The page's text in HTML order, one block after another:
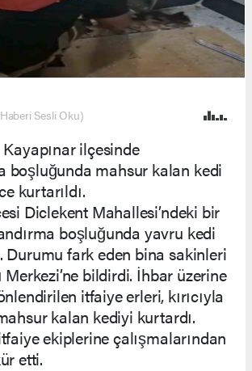
Sesli Oku)
Kayapınar ilçesinde
boşluğunda mahsur kalan kedi
kurtarıldı.
Diclekent Mahallesi’ndeki bir
boşluğunda yavru kedi
Durumu fark eden bina sakinleri
Merkezi’ne bildirdi. İhbar üzerine
itfaiye erleri, kırıcıyla
kalan kediyi kurtardı.
ekiplerine çalışmalarından
etti.